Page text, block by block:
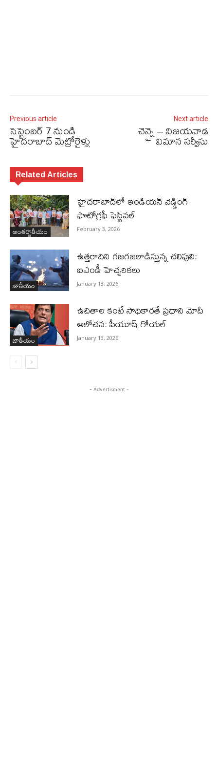
Previous article
సెప్టెంబర్‌ 7 నుండి
హైదరాబాద్‌ మెట్రోరైళ్లు
Next article
చెన్నై – విజయవాడ
విమాన సర్వీసు
Related Articles
అంతర్జాతీయం
హైదరాబాద్‌లో ఇండియన్ వెడ్డింగ్
ఫొటోగ్రఫీ ఫెస్టివల్
February 3, 2026
జాతీయం
ఉత్తరాదిని గజగజలాడిస్తున్న చలిపులి:
ఐఎండీ హెచ్చరికలు
January 13, 2026
జాతీయం
ఉచితాల కంటే సాధికారతే ప్రధాని మోదీ
ఆలోచన: పీయూష్ గోయల్
January 13, 2026
- Advertisment -